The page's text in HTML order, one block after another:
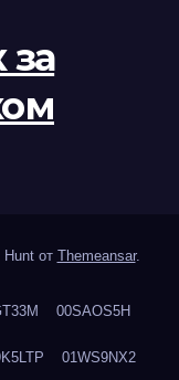
от Themeansar.
00SAOS5H
01WS9NX2